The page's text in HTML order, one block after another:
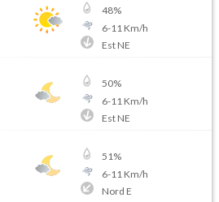
48%
6-11 Km/h
Est NE
50%
6-11 Km/h
Est NE
51%
6-11 Km/h
Nord E